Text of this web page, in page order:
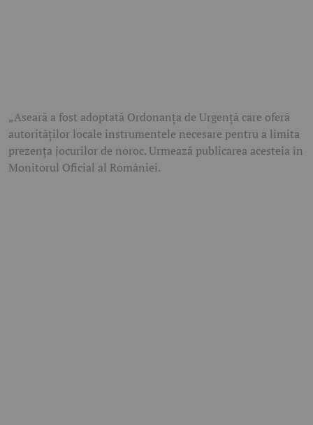
„Aseară a fost adoptată Ordonanța de Urgență care oferă
autorităților locale instrumentele necesare pentru a limita
prezența jocurilor de noroc. Urmează publicarea acesteia în
Monitorul Oficial al României.